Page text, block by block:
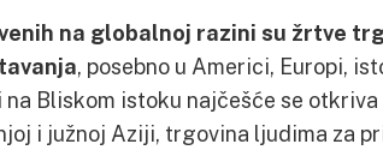
na globalnoj razini su žrtve
, posebno u Americi, Europi,
Bliskom istoku najčešće se
i južnoj Aziji, trgovina ljudima za